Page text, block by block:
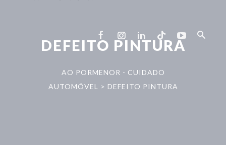
DEFEITO PINTURA
AO PORMENOR - CUIDADO
AUTOMÓVEL
> DEFEITO PINTURA